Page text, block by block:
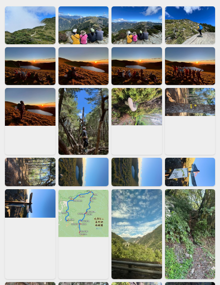
好開心 我走進來了也看見了 夢中的藍 我終於看見你了